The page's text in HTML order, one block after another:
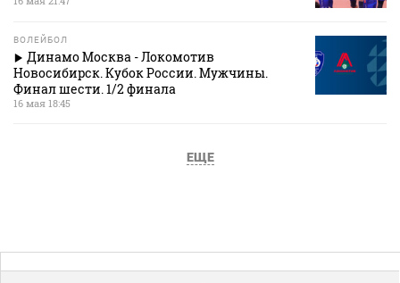
ВОЛЕЙБОЛ
Динамо Москва - Локомотив
Новосибирск. Кубок России. Мужчины.
Финал шести. 1/2 финала
16 мая 18:45
ЕЩЕ